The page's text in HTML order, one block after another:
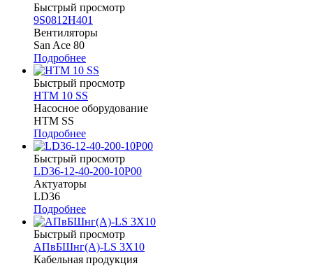
Быстрый просмотр
9S0812H401
Вентиляторы
San Ace 80
Подробнее
Быстрый просмотр
HTM 10 SS
Насосное оборудование
HTM SS
Подробнее
Быстрый просмотр
LD36-12-40-200-10P00
Актуаторы
LD36
Подробнее
Быстрый просмотр
АПвБШнг(А)-LS 3Х10
Кабельная продукция